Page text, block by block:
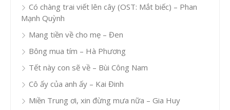
Có chàng trai viết lên cây (OST: Mắt biếc) – Phan
Mạnh Quỳnh
Mang tiền về cho mẹ – Đen
Bông mua tím – Hà Phương
Tết này con sẽ về – Bùi Công Nam
Cô ấy của anh ấy – Kai Đinh
Miền Trung ơi, xin đừng mưa nữa – Gia Huy